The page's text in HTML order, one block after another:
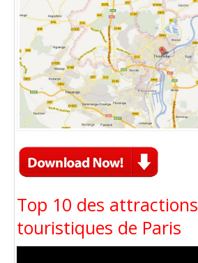
Top 10 des attractions
touristiques de Paris